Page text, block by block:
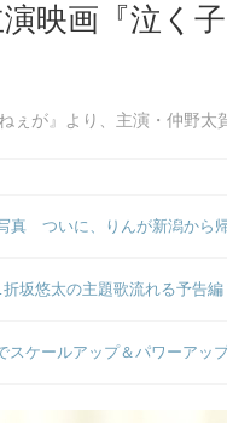
映画『泣く
ぇが』より、主演・仲野太
真 ついに、りんが新潟から
坂悠太の主題歌流れる予告編
スケールアップ＆パワーアッ